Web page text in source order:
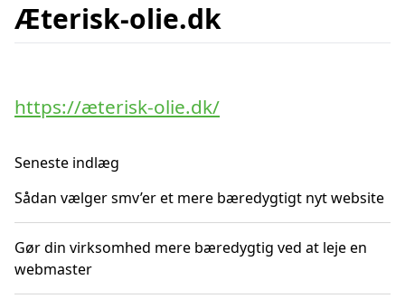
Æterisk-olie.dk
https://æterisk-olie.dk/
Seneste indlæg
Sådan vælger smv’er et mere bæredygtigt nyt website
Gør din virksomhed mere bæredygtig ved at leje en
webmaster